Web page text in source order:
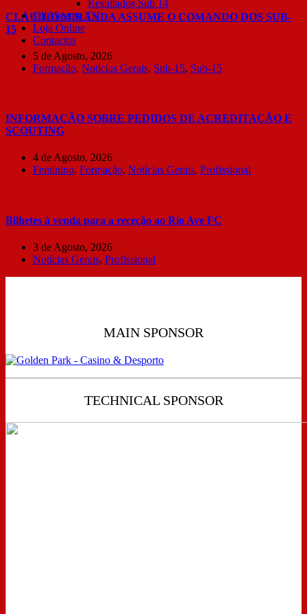
Resultados Sub 14
Gil Vicente TV
Loja Online
Contactos
CLÁUDIO MIRANDA ASSUME O COMANDO DOS SUB-
15
5 de Agosto, 2026
Formação, Notícias Gerais, Sub-15, Sub-15
INFORMAÇÃO SOBRE PEDIDOS DE ACREDITAÇÃO E
SCOUTING
4 de Agosto, 2026
Feminino, Formação, Notícias Gerais, Profissional
Bilhetes à venda para a receção ao Rio Ave FC
3 de Agosto, 2026
Notícias Gerais, Profissional
MAIN SPONSOR
TECHNICAL SPONSOR